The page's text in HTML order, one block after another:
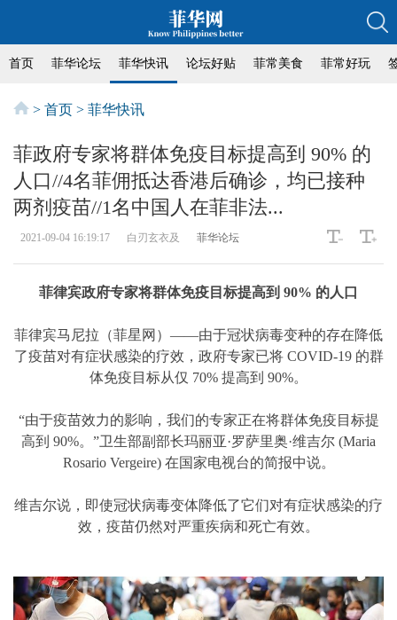
首页 菲华论坛 菲华快讯 论坛好贴 菲常美食 菲常好玩
> 首页 > 菲华快讯
菲政府专家将群体免疫目标提高到 90% 的
人口//4名菲佣抵达香港后确诊，均已接种
两剂疫苗//1名中国人在菲非法...
2021-09-04 16:19:17 白刃玄衣及 菲华论坛
菲律宾政府专家将群体免疫目标提高到 90% 的人口
菲律宾马尼拉（菲星网）——由于冠状病毒变种的存在降低
了疫苗对有症状感染的疗效，政府专家已将 COVID-19 的群
体免疫目标从仅 70% 提高到 90%。
“由于疫苗效力的影响，我们的专家正在将群体免疫目标提
高到 90%。”卫生部副部长玛丽亚·罗萨里奥·维吉尔 (Maria
Rosario Vergeire) 在国家电视台的简报中说。
维吉尔说，即使冠状病毒变体降低了它们对有症状感染的疗
效，疫苗仍然对严重疾病和死亡有效。